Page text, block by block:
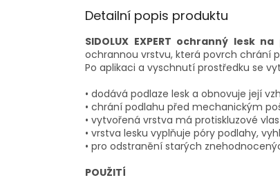
Detailní popis produktu
SIDOLUX EXPERT ochranný lesk
ochrannou vrstvu, která povrch chrání
Po aplikaci a vyschnutí prostředku se
• dodává podlaze lesk a obnovuje její
• chrání podlahu před mechanickým
• vytvořená vrstva má protiskluzové
• vrstva lesku vyplňuje póry podlahy,
• pro odstranění starých
POUŽITÍ